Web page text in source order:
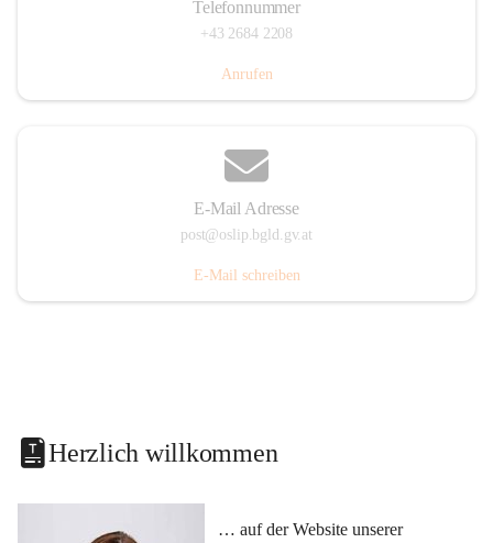
Telefonnummer
+43 2684 2208
Anrufen
E-Mail Adresse
post@oslip.bgld.gv.at
E-Mail schreiben
Herzlich willkommen
… auf der Website unserer